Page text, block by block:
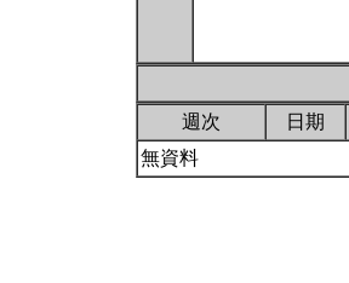
週次
日期
無資料